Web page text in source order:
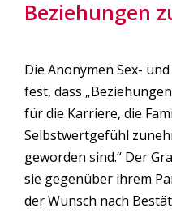
Beziehungen
Die Anonymen Sex-
fest, dass
für die Karriere, die
Selbstwertgefühl
geworden sind.“ Der
sie gegenüber ihrem
der Wunsch nach